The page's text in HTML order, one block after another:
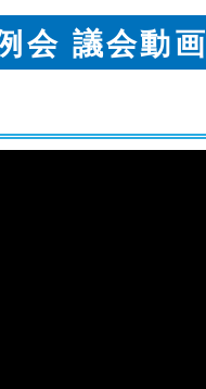
会 議会動画